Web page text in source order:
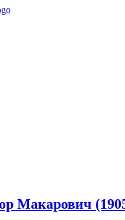
Макарович